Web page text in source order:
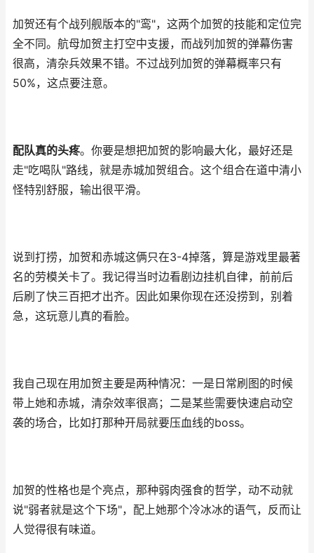
加贺还有个战列舰版本的"鸾"，这两个加贺的技能和定位完
全不同。航母加贺主打空中支援，而战列加贺的弹幕伤害
很高，清杂兵效果不错。不过战列加贺的弹幕概率只有
50%，这点要注意。
配队真的头疼。你要是想把加贺的影响最大化，最好还是
走"吃喝队"路线，就是赤城加贺组合。这个组合在道中清小
怪特别舒服，输出很平滑。
说到打捞，加贺和赤城这俩只在3-4掉落，算是游戏里最著
名的劳模关卡了。我记得当时边看剧边挂机自律，前前后
后刷了快三百把才出齐。因此如果你现在还没捞到，别着
急，这玩意儿真的看脸。
我自己现在用加贺主要是两种情况：一是日常刷图的时候
带上她和赤城，清杂效率很高；二是某些需要快速启动空
袭的场合，比如打那种开局就要压血线的boss。
加贺的性格也是个亮点，那种弱肉强食的哲学，动不动就
说"弱者就是这个下场"，配上她那个冷冰冰的语气，反而让
人觉得很有味道。